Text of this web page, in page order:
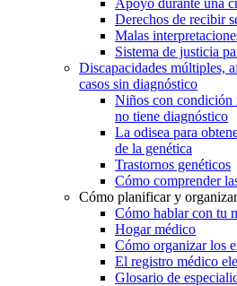
Derechos de recibir
Malas
Sistema de justicia
Discapacidades múltiples,
casos sin diagnóstico
Niños con condición
no tiene diagnóstico
La odisea para
de la genética
Trastornos genéticos
Cómo comprender
Cómo planificar y
Cómo hablar con tu
Hogar médico
Cómo organizar los
El registro médico
Glosario de